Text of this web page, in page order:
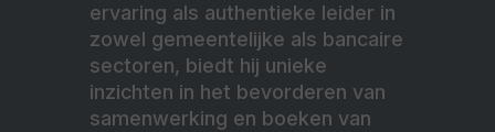
ervaring als authentieke leider in
zowel gemeentelijke als bancaire
sectoren, biedt hij unieke
inzichten in het bevorderen van
samenwerking en boeken van